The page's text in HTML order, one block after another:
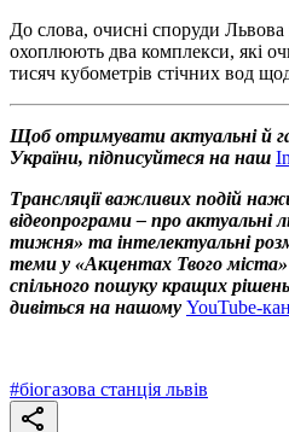
До слова, очисні споруди
охоплюють два комплекси, які
тисяч кубометрів стічних вод
Щоб отримувати актуальні й
України, підписуйтеся на наш
Трансляції важливих подій
відеопрограми – про актуальні
тижня» та інтелектуальні
теми у «Акцентах Твого міста» і
спільного пошуку кращих
дивіться на нашому YouTube-
#біогазова станція львів